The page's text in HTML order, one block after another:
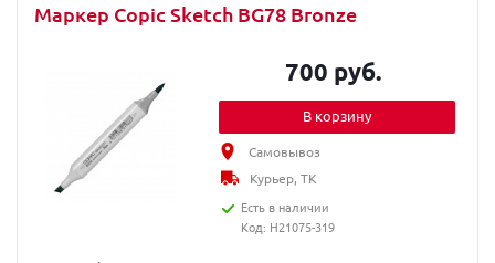
Маркер Copic Sketch BG78 Bronze
700 руб.
В корзину
Самовывоз
Курьер, ТК
Есть в наличии
Код: H21075-319